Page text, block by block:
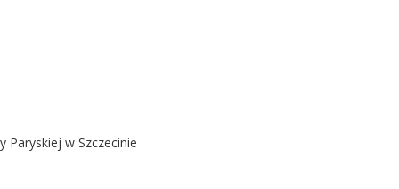
Paryskiej w Szczecinie